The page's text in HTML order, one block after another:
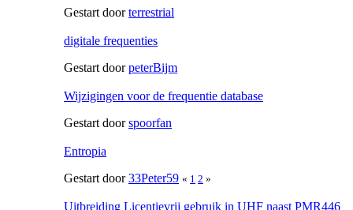
Gestart doorterrestrial
digitale frequenties
Gestart doorpeterBijm
Wijzigingen voor de frequentie database
Gestart doorspoorfan
Entropia
Gestart door33Peter59 « 1 2 »
Uitbreiding Licentievrij gebruik in UHF naast PMR446